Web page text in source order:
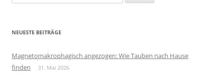
nach:
NEUESTE BEITRÄGE
Magnetomakrophagisch angezogen: Wie Tauben nach Hause
finden
31. Mai 2026